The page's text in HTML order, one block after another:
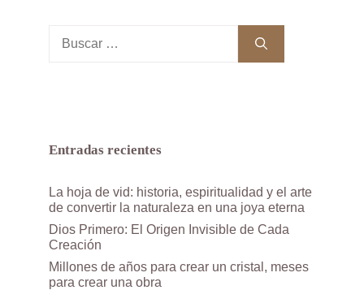
Entradas recientes
La hoja de vid: historia, espiritualidad y el arte
de convertir la naturaleza en una joya eterna
Dios Primero: El Origen Invisible de Cada
Creación
Millones de años para crear un cristal, meses
para crear una obra